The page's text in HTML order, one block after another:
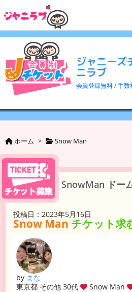
ジャニーズ
ニラブ
会員登録無料 / 手
ホーム > Snow Man
SnowMan ドー
投稿日：2023年5月16日
Snow Man チケット求
by まな
東京都 その他 30代
Snow Man